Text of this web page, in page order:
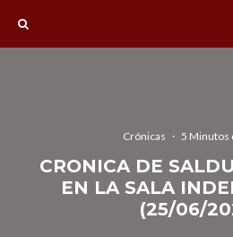
Crónicas · 5 Minutos
CRONICA DE
EN LA SALA
(25/06/